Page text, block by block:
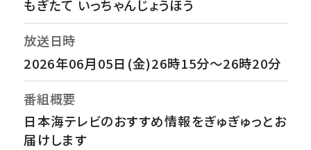
もぎたて いっちゃんじょうほう
放送日時
2026年06月05日(金)26時15分～26時20分
番組概要
日本海テレビのおすすめ情報をぎゅぎゅっとお
届けします